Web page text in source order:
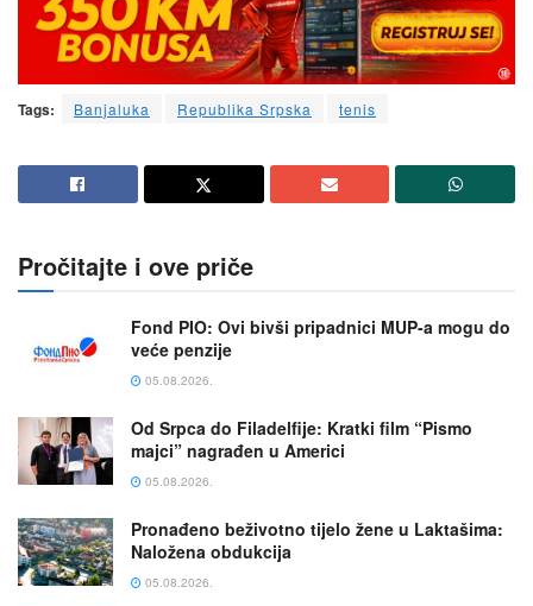
Tags: Banjaluka Republika Srpska tenis
Pročitajte i ove priče
Fond PIO: Ovi bivši pripadnici MUP-a mogu do
veće penzije
05.08.2026.
Od Srpca do Filadelfije: Kratki film “Pismo
majci” nagrađen u Americi
05.08.2026.
Pronađeno beživotno tijelo žene u Laktašima:
Naložena obdukcija
05.08.2026.